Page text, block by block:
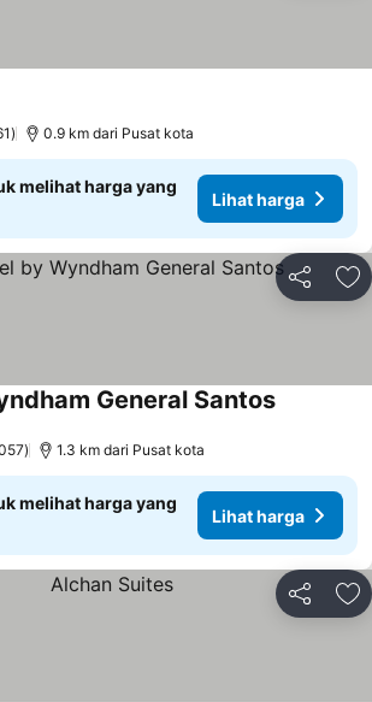
0.9 km dari Pusat kota
melihat harga yang
Lihat harga
Bagikan
General Santos
1.3 km dari Pusat kota
melihat harga yang
Lihat harga
Bagikan